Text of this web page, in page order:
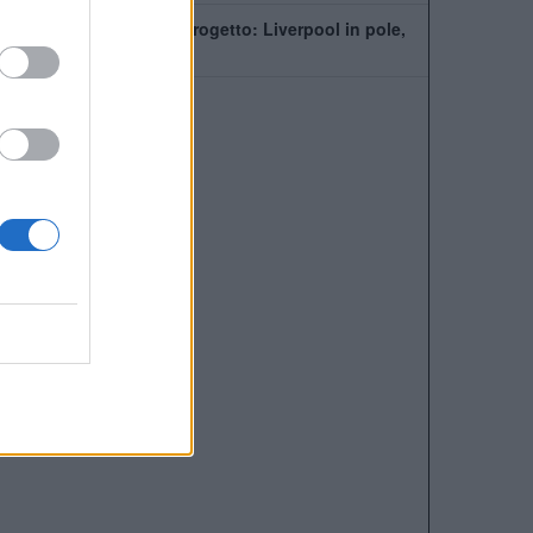
PSG, Mbaye fuori dal progetto: Liverpool in pole,
ma la Premier fa la fila